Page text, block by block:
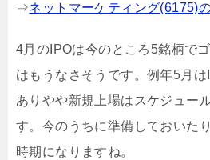
⇒ネットマーケティング(6175)
4月のIPOは今のところ5銘柄で
はもうなさそうです。例年5月
ありやや新規上場はスケジュー
す。今のうちに準備しておいた
時期になりますね。